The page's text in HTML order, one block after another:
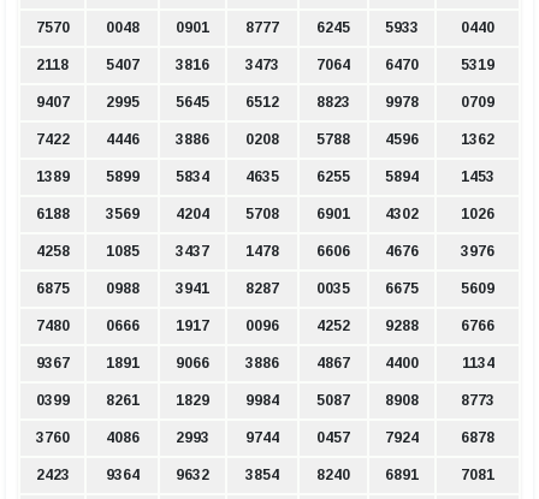
7570 0048 0901 8777 6245 5933 0440
2118 5407 3816 3473 7064 6470 5319
9407 2995 5645 6512 8823 9978 0709
7422 4446 3886 0208 5788 4596 1362
1389 5899 5834 4635 6255 5894 1453
6188 3569 4204 5708 6901 4302 1026
4258 1085 3437 1478 6606 4676 3976
6875 0988 3941 8287 0035 6675 5609
7480 0666 1917 0096 4252 9288 6766
9367 1891 9066 3886 4867 4400 1134
0399 8261 1829 9984 5087 8908 8773
3760 4086 2993 9744 0457 7924 6878
2423 9364 9632 3854 8240 6891 7081